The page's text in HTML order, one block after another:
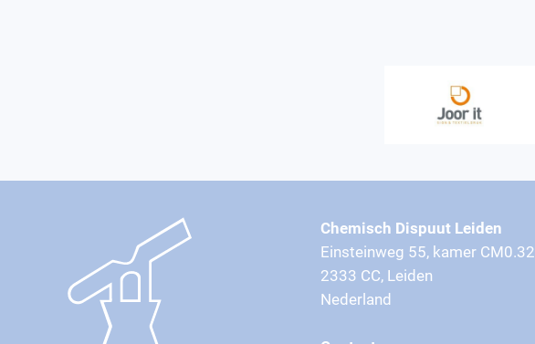
Chemisch Dispuut Leiden
Einsteinweg 55, kamer CM0.32
2333 CC, Leiden
Nederland